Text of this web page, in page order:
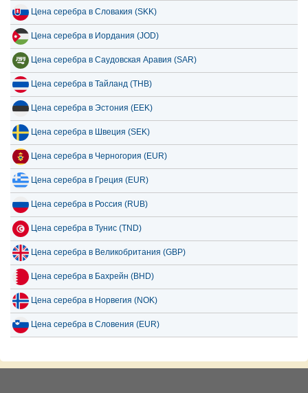
Цена серебра в Словакия (SKK)
Цена серебра в Иордания (JOD)
Цена серебра в Саудовская Аравия (SAR)
Цена серебра в Тайланд (THB)
Цена серебра в Эстония (EEK)
Цена серебра в Швеция (SEK)
Цена серебра в Черногория (EUR)
Цена серебра в Греция (EUR)
Цена серебра в Россия (RUB)
Цена серебра в Тунис (TND)
Цена серебра в Великобритания (GBP)
Цена серебра в Бахрейн (BHD)
Цена серебра в Норвегия (NOK)
Цена серебра в Словения (EUR)